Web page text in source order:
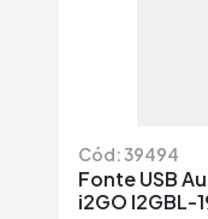
Cód: 39494
Fonte USB
i2GO I2GBL-